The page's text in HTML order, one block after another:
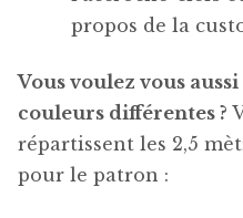
propos de la
Vous voulez vous
couleurs différentes ?
répartissent les 2,5
pour le patron :